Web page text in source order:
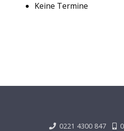
Keine Termine
0221 4300 847